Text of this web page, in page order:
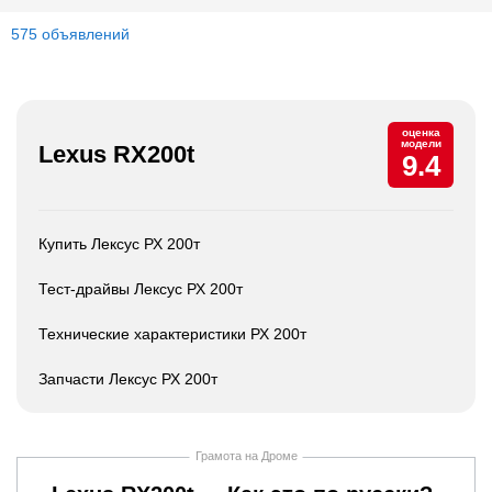
575 объявлений
Lexus RX200t
оценка
модели
9.4
Купить Лексус РХ 200т
Тест-драйвы Лексус РХ 200т
Технические характеристики РХ 200т
Запчасти Лексус РХ 200т
Грамота на Дроме